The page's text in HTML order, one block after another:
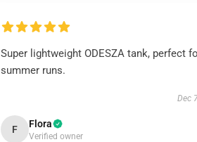
Super lightweight ODESZA tank, perfect
summer runs.
Dec
F Flora
Verified owner